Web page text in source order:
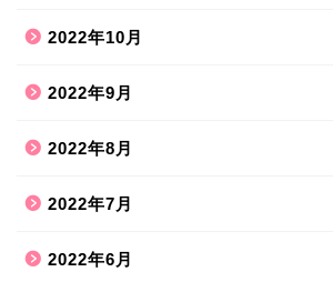
2022年10月
2022年9月
2022年8月
2022年7月
2022年6月